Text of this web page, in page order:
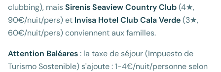
clubbing), maisSirenis Seaview Country Club(4★,
90€/nuit/pers) et Invisa Hotel Club Cala Verde(3★,
60€/nuit/pers) conviennent aux familles.
Attention Baléares: la taxe de séjour (Impuesto de
Turismo Sostenible) s'ajoute : 1-4€/nuit/personne selon